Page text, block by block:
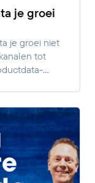
je groei
je groei niet
tot